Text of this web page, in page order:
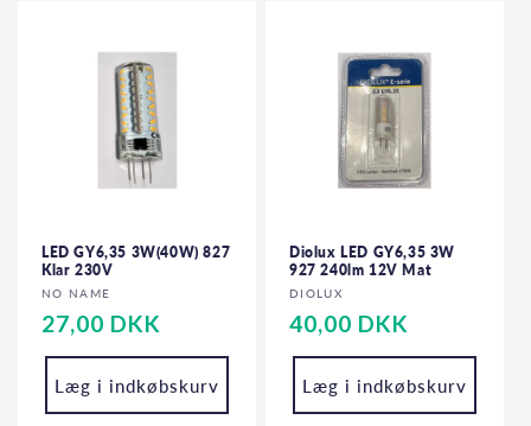
LED GY6,35 3W(40W) 827
Klar 230V
Forhandler:
NO NAME
Normalpris
27,00 DKK
Læg i indkøbskurv
Diolux LED GY6,35 3W
927 240lm 12V Mat
Forhandler:
DIOLUX
Normalpris
40,00 DKK
Læg i indkøbskurv